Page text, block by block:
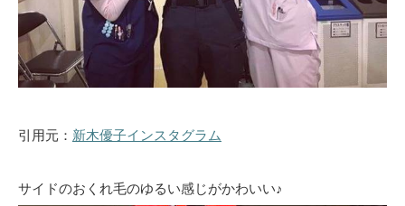
引用元： 新木優子インスタグラム
サイドのおくれ毛のゆるい感じがかわいい♪